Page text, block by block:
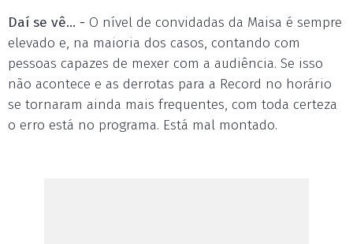
Daí se vê... - O nível de convidadas da Maisa é sempre
elevado e, na maioria dos casos, contando com
pessoas capazes de mexer com a audiência. Se isso
não acontece e as derrotas para a Record no horário
se tornaram ainda mais frequentes, com toda certeza
o erro está no programa. Está mal montado.